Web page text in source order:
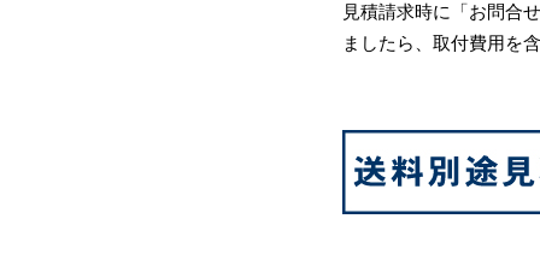
見積請求時に「お問合
ましたら、取付費用を